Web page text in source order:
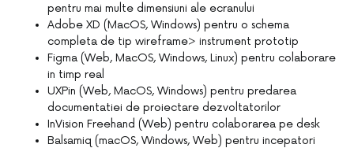
pentru mai multe dimensiuni ale ecranului
Adobe XD (MacOS, Windows) pentru o schema
completa de tip wireframe> instrument prototip
Figma (Web, MacOS, Windows, Linux) pentru colaborare
in timp real
UXPin (Web, MacOS, Windows) pentru predarea
documentatiei de proiectare dezvoltatorilor
InVision Freehand (Web) pentru colaborarea pe desk
Balsamiq (macOS, Windows, Web) pentru incepatori